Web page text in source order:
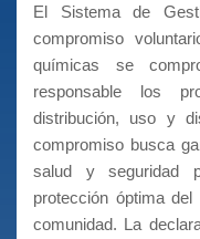
El Sistema de
compromiso
químicas se
responsable los
distribución, uso y
compromiso busca
salud y seguridad
protección óptima
comunidad. La